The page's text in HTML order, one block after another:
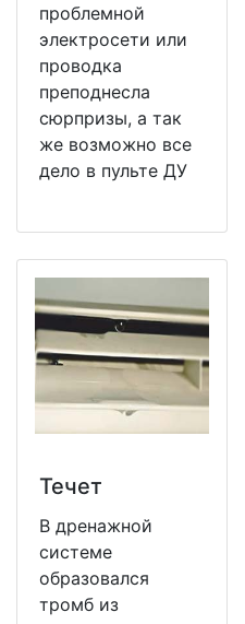
проблемной
электросети или
проводка
преподнесла
сюрпризы, а так
же возможно все
дело в пульте ДУ
Течет
В дренажной
системе
образовался
тромб из